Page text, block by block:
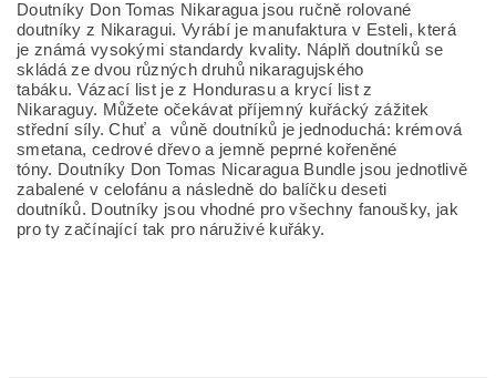
Doutníky Don Tomas Nikaragua jsou ručně rolované
doutníky z Nikaragui. Vyrábí je manufaktura v Esteli, která
je známá vysokými standardy kvality. Náplň doutníků se
skládá ze dvou různých druhů nikaragujského
tabáku. Vázací list je z Hondurasu a krycí list z
Nikaraguy. Můžete očekávat příjemný kuřácký zážitek
střední síly. Chuť a vůně doutníků je jednoduchá: krémová
smetana, cedrové dřevo a jemně peprné kořeněné
tóny. Doutníky Don Tomas Nicaragua Bundle jsou jednotlivě
zabalené v celofánu a následně do balíčku deseti
doutníků. Doutníky jsou vhodné pro všechny fanoušky, jak
pro ty začínající tak pro náruživé kuřáky.